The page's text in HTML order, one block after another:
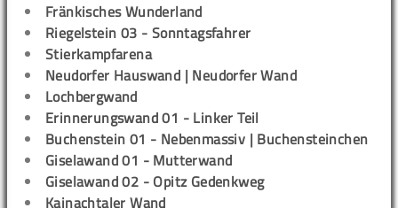
Fränkisches Wunderland
Riegelstein 03 - Sonntagsfahrer
Stierkampfarena
Neudorfer Hauswand | Neudorfer Wand
Lochbergwand
Erinnerungswand 01 - Linker Teil
Buchenstein 01 - Nebenmassiv | Buchensteinchen
Giselawand 01 - Mutterwand
Giselawand 02 - Opitz Gedenkweg
Kainachtaler Wand